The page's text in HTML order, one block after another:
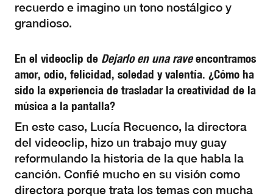
recuerdo e imagino un tono nostálgico y
grandioso.
En el videoclip de Dejarlo en una raveencontramos
amor, odio, felicidad, soledad y valentía. ¿Cómo ha
sido la experiencia de trasladar la creatividad de la
música a la pantalla?
En este caso, Lucía Recuenco, la directora
del videoclip, hizo un trabajo muy guay
reformulando la historia de la que habla la
canción. Confié mucho en su visión como
directora porque trata los temas con mucha